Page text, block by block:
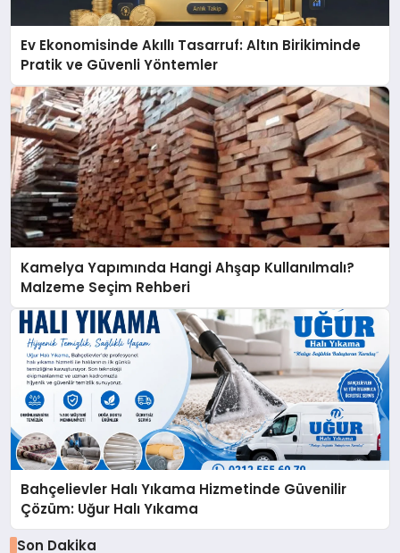
Ev Ekonomisinde Akıllı Tasarruf: Altın Birikiminde
Pratik ve Güvenli Yöntemler
Kamelya Yapımında Hangi Ahşap Kullanılmalı?
Malzeme Seçim Rehberi
Bahçelievler Halı Yıkama Hizmetinde Güvenilir
Çözüm: Uğur Halı Yıkama
Son Dakika